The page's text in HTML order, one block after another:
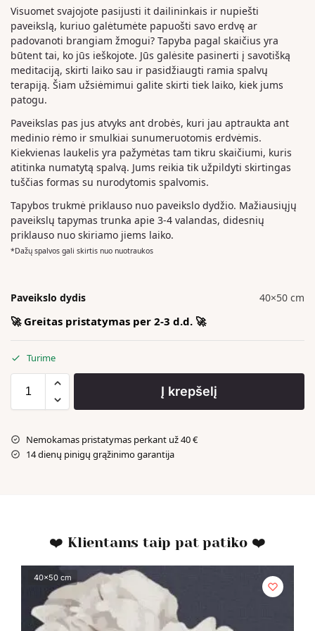
Visuomet svajojote pasijusti it dailininkais ir nupiešti
paveikslą, kuriuo galėtumėte papuošti savo erdvę ar
padovanoti brangiam žmogui? Tapyba pagal skaičius yra
būtent tai, ko jūs ieškojote. Jūs galėsite pasinerti į savotišką
meditaciją, skirti laiko sau ir pasidžiaugti ramia spalvų
terapiją. Šiam užsiėmimui galite skirti tiek laiko, kiek jums
patogu.
Paveikslas pas jus atvyks ant drobės, kuri jau aptraukta ant
medinio rėmo ir smulkiai sunumeruotomis erdvėmis.
Kiekvienas laukelis yra pažymėtas tam tikru skaičiumi, kuris
atitinka numatytą spalvą. Jums reikia tik užpildyti skirtingas
tuščias formas su nurodytomis spalvomis.
Tapybos trukmė priklauso nuo paveikslo dydžio. Mažiausiųjų
paveikslų tapymas trunka apie 3-4 valandas, didesnių
priklauso nuo skiriamo jiems laiko.
*Dažų spalvos gali skirtis nuo nuotraukos
Paveikslo dydis 40×50 cm
🚀 Greitas pristatymas per 2-3 d.d. 🚀
Turime
Į krepšelį
Nemokamas pristatymas perkant už 40 €
14 dienų pinigų grąžinimo garantija
❤️ Klientams taip pat patiko ❤️
40x50 cm